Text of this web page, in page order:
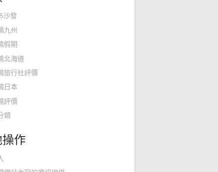
沙發
九州
假期
北海道
旅行社評價
日本
評價
類
作